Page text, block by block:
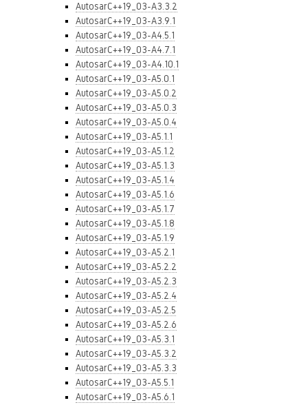
AutosarC++19_03-A3.3.2
AutosarC++19_03-A3.9.1
AutosarC++19_03-A4.5.1
AutosarC++19_03-A4.7.1
AutosarC++19_03-A4.10.1
AutosarC++19_03-A5.0.1
AutosarC++19_03-A5.0.2
AutosarC++19_03-A5.0.3
AutosarC++19_03-A5.0.4
AutosarC++19_03-A5.1.1
AutosarC++19_03-A5.1.2
AutosarC++19_03-A5.1.3
AutosarC++19_03-A5.1.4
AutosarC++19_03-A5.1.6
AutosarC++19_03-A5.1.7
AutosarC++19_03-A5.1.8
AutosarC++19_03-A5.1.9
AutosarC++19_03-A5.2.1
AutosarC++19_03-A5.2.2
AutosarC++19_03-A5.2.3
AutosarC++19_03-A5.2.4
AutosarC++19_03-A5.2.5
AutosarC++19_03-A5.2.6
AutosarC++19_03-A5.3.1
AutosarC++19_03-A5.3.2
AutosarC++19_03-A5.3.3
AutosarC++19_03-A5.5.1
AutosarC++19_03-A5.6.1